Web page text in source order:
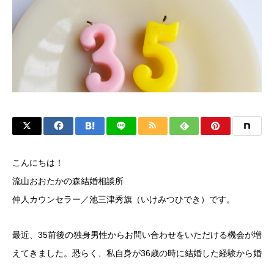
こんにちは！
流山おおたかの森結婚相談所
仲人カウンセラー／池三津秀旗（いけみつひでき）です。
最近、35前後の独身男性からお問い合わせをいただける機会が増
えてきました。恐らく、私自身が36歳の時に結婚した経験から婚